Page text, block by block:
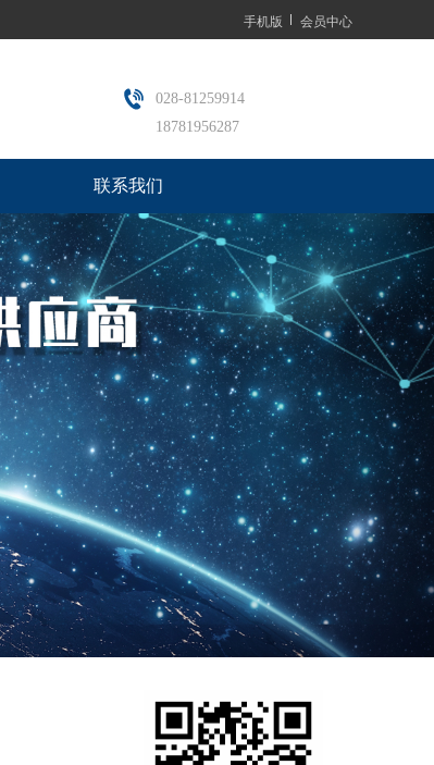
手机版 会员中心
028-81259914
18781956287
联系我们